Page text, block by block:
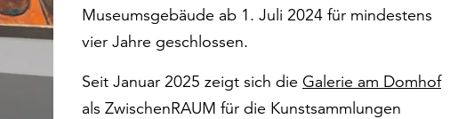
Museumsgebäude ab 1. Juli 2024 für mindestens
vier Jahre geschlossen.
Seit Januar 2025 zeigt sich die Galerie am Domhof
als ZwischenRAUM für die Kunstsammlungen